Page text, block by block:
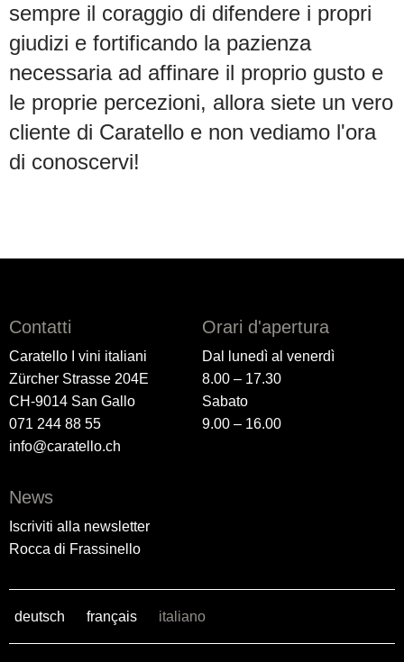
sempre il coraggio di difendere i propri
giudizi e fortificando la pazienza
necessaria ad affinare il proprio gusto e
le proprie percezioni, allora siete un vero
cliente di Caratello e non vediamo l'ora
di conoscervi!
Contatti
Caratello I vini italiani
Zürcher Strasse 204E
CH-9014 San Gallo
071 244 88 55
info@caratello.ch
Orari d'apertura
Dal lunedì al venerdì
8.00 – 17.30
Sabato
9.00 – 16.00
News
Iscriviti alla newsletter
Rocca di Frassinello
deutsch français italiano